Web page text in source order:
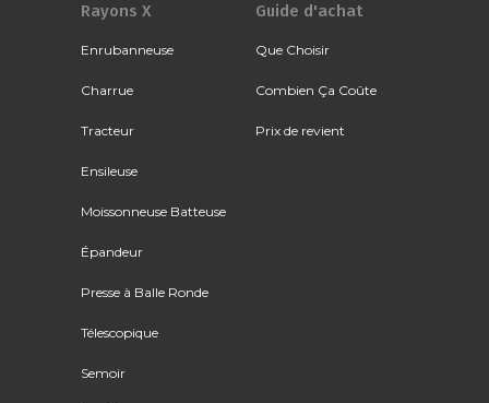
Rayons X
Enrubanneuse
Charrue
Tracteur
Ensileuse
Moissonneuse Batteuse
Épandeur
Presse à Balle Ronde
Télescopique
Semoir
Guide d'achat
Que Choisir
Combien Ça Coûte
Prix de revient